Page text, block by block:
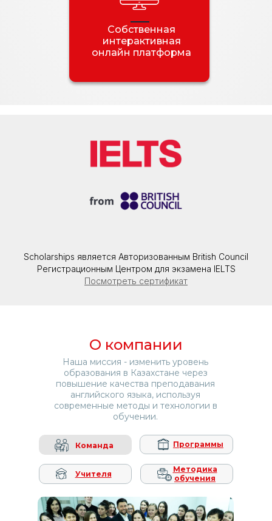
Собственная
интерактивная
онлайн платформа
Scholarships является Авторизованным British Council
Регистрационным Центром для экзамена IELTS
Посмотреть сертификат
Учителя
Методика
обучения
Команда Программы
О компании
Наша миссия - изменить уровень
образования в Казахстане через
повышение качества преподавания
английского языка, используя
современные методы и технологии в
обучении.
Программы
Учителя
Методика
обучения
Команда
О компании
Наша миссия - изменить уровень
образования в Казахстане через
повышение качества преподавания
английского языка, используя
современные методы и технологии в
обучении.
Программы
Учителя
Методика
обучения
Команда
О компании
Наша миссия - изменить уровень
образования в Казахстане через
повышение качества преподавания
английского языка, используя
современные методы и технологии в
обучении.
Программы
Учителя
Методика
обучения
Команда
О компании
Наша миссия - изменить уровень
образования в Казахстане через
повышение качества преподавания
английского языка, используя
современные методы и технологии в
обучении.